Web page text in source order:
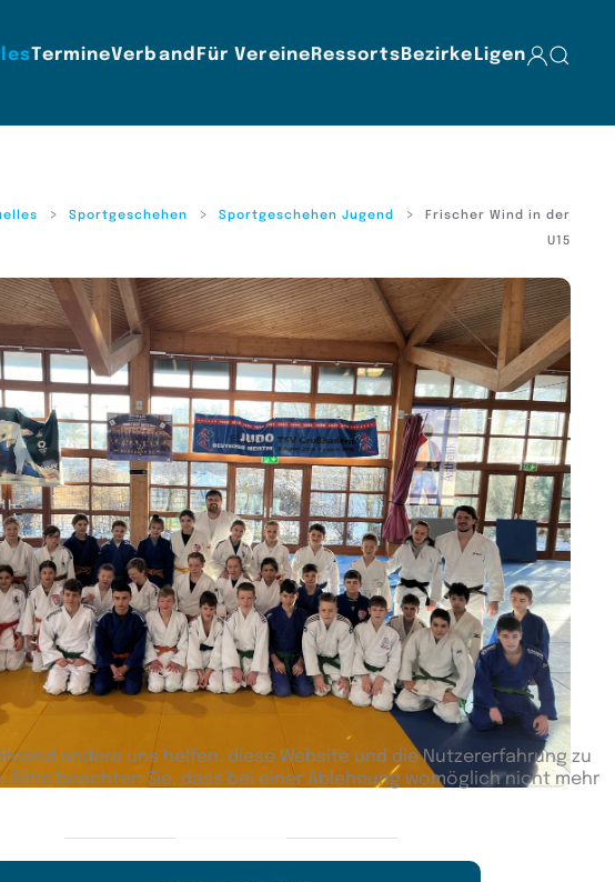
TermineVerband Für Vereine Ressorts Bezirke Ligen
Sportgeschehen Sportgeschehen Jugend
Frischer Wind in der
U15
andere uns helfen, diese Website und die Nutzererfahrung zu
beachten Sie, dass bei einer Ablehnung womöglich nicht mehr